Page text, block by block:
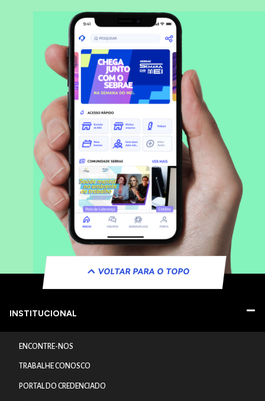
VOLTAR PARA O TOPO
INSTITUCIONAL
ENCONTRE-NOS
TRABALHE CONOSCO
PORTAL DO CREDENCIADO